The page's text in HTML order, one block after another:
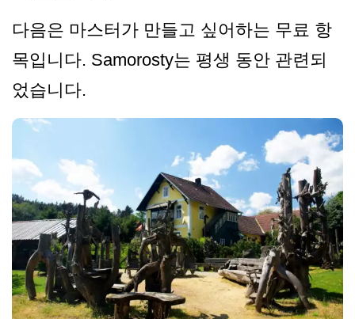
다음은 마스터가 만들고 싶어하는 무료 항
목입니다. Samorosty는 평생 동안 관련되
었습니다.